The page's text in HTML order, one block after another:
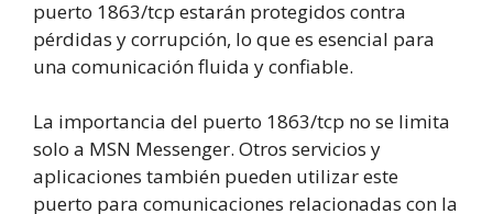
puerto 1863/tcp estarán protegidos contra
pérdidas y corrupción, lo que es esencial para
una comunicación fluida y confiable.
La importancia del puerto 1863/tcp no se limita
solo a MSN Messenger. Otros servicios y
aplicaciones también pueden utilizar este
puerto para comunicaciones relacionadas con la